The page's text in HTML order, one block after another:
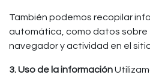
También podemos recopilar
automática, como datos sobre
navegador y actividad en el
3. Uso de la información